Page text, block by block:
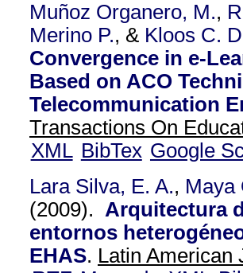
Muñoz Organero, M.,
Merino P., & Kloos C.
Convergence in e-
Based on ACO
Telecommunication
Transactions On
XML BibTex Google
Lara Silva, E. A., Maya
(2009). Arquitectura
entornos
EHAS. Latin American